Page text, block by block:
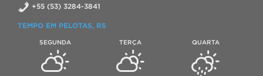
+55 (53) 3284-3841
TEMPO EM PELOTAS, RS
SEGUNDA TERÇA QUARTA